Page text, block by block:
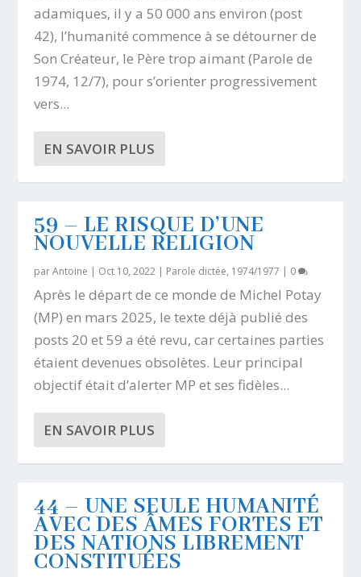
adamiques, il y a 50 000 ans environ (post
42), l’humanité commence à se détourner de
Son Créateur, le Père trop aimant (Parole de
1974, 12/7), pour s’orienter progressivement
vers...
EN SAVOIR PLUS
59 – LE RISQUE D’UNE
NOUVELLE RELIGION
parAntoine | Oct 10, 2022 | Parole dictée, 1974/1977 | 0
Après le départ de ce monde de Michel Potay
(MP) en mars 2025, le texte déjà publié des
posts 20 et 59 a été revu, car certaines parties
étaient devenues obsolètes. Leur principal
objectif était d’alerter MP et ses fidèles...
EN SAVOIR PLUS
44 – UNE SEULE HUMANITÉ
AVEC DES ÂMES FORTES ET
DES NATIONS LIBREMENT
CONSTITUÉES